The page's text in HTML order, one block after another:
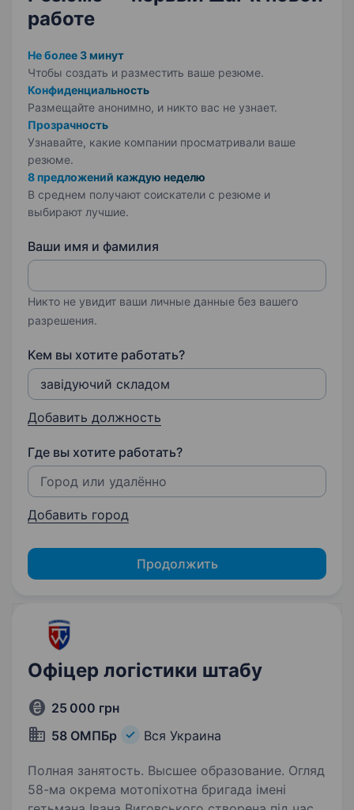
работе
Не более 3 минут
Чтобы создать и разместить ваше резюме.
Конфиденциальность
Размещайте анонимно, и никто вас не узнает.
Прозрачность
Узнавайте, какие компании просматривали ваше
резюме.
8 предложений каждую неделю
В среднем получают соискатели с резюме и
выбирают лучшие.
Ваши имя и фамилия
Никто не увидит ваши личные данные без вашего
разрешения.
Кем вы хотите работать?
Добавить должность
Где вы хотите работать?
Добавить город
Продолжить
Офіцер логістики штабу
25 000 грн
58 ОМПБр
Вся Украина
Полная занятость. Высшее образование. Огляд
58-ма окрема мотопіхотна бригада імені